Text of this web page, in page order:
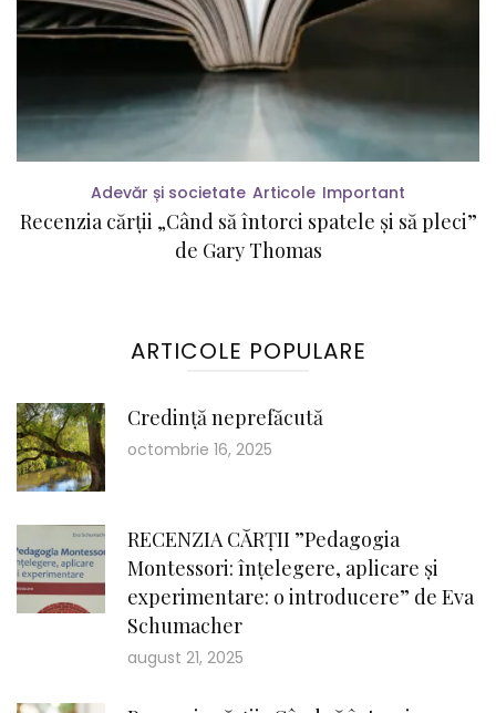
Adevăr și societate Articole Important
Recenzia cărții „Când să întorci spatele și să pleci”
de Gary Thomas
ARTICOLE POPULARE
Credință neprefăcută
octombrie 16, 2025
RECENZIA CĂRȚII ”Pedagogia
Montessori: înțelegere, aplicare și
experimentare: o introducere” de Eva
Schumacher
august 21, 2025